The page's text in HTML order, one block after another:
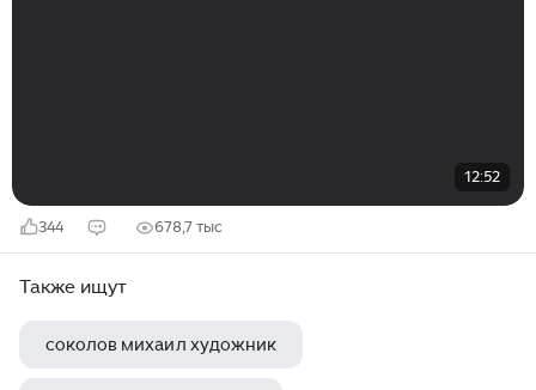
12:52
344 678,7 тыс
Также ищут
соколов михаил художник